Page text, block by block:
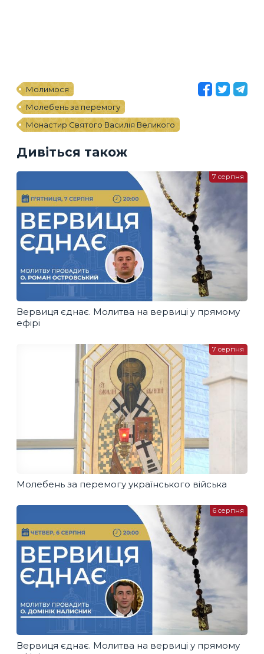
Молимося
Молебень за перемогу
Монастир Святого Василія Великого
Дивіться також
Вервиця єднає. Молитва на вервиці у прямому
ефірі
7 серпня
Молебень за перемогу українського війська
7 серпня
Вервиця єднає. Молитва на вервиці у прямому
6 серпня